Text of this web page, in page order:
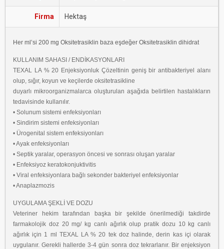
Firma Hektaş
Her ml’si 200 mg Oksitetrasiklin baza eşdeğer Oksitetrasiklin dihidrat
KULLANIM SAHASI / ENDİKASYONLARI
TEXAL LA % 20 Enjeksiyonluk Çözeltinin geniş bir antibakteriyel alanı
olup, sığır, koyun ve keçilerde oksitetrasikline
duyarlı mikroorganizmalarca oluşturulan aşağıda belirtilen hastalıkların
tedavisinde kullanılır.
• Solunum sistemi enfeksiyonları
• Sindirim sistemi enfeksiyonları
• Ürogenital sistem enfeksiyonları
• Ayak enfeksiyonları
• Septik yaralar, operasyon öncesi ve sonrası oluşan yaralar
• Enfeksiyoz keratokonjuktivitis
• Viral enfeksiyonlara bağlı sekonder bakteriyel enfeksiyonlar
• Anaplazmozis
UYGULAMA ŞEKLİ VE DOZU
Veteriner hekim tarafından başka bir şekilde önerilmediği takdirde
farmakolojik doz 20 mg/ kg canlı ağırlık olup pratik dozu 10 kg canlı
ağırlık için 1 ml TEXAL LA % 20 tek doz halinde, derin kas içi olarak
uygulanır. Gerekli hallerde 3-4 gün sonra doz tekrarlanır. Bir enjeksiyon